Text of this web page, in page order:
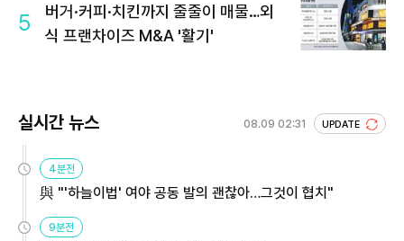
5
버거·커피·치킨까지 줄줄이 매물…외
식 프랜차이즈 M&A '활기'
실시간 뉴스 08.09 02:31 UPDATE
4분전
與 "'하늘이법' 여야 공동 발의 괜찮아…그것이 협치"
9분전